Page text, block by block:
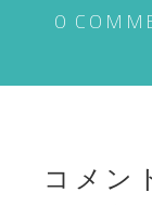
0
コメン